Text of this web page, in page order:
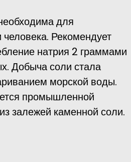
для
Рекомендует
натрия 2 граммами
Добыча соли стала
морской воды.
промышленной
залежей каменной соли.